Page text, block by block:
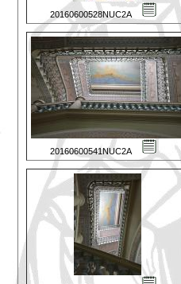
20160600528NUC2A
20160600541NUC2A